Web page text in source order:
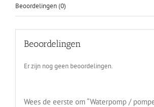
Beoordelingen (0)
Beoordelingen
Er zijn nog geen beoordelingen.
Wees de eerste om “Waterpomp /